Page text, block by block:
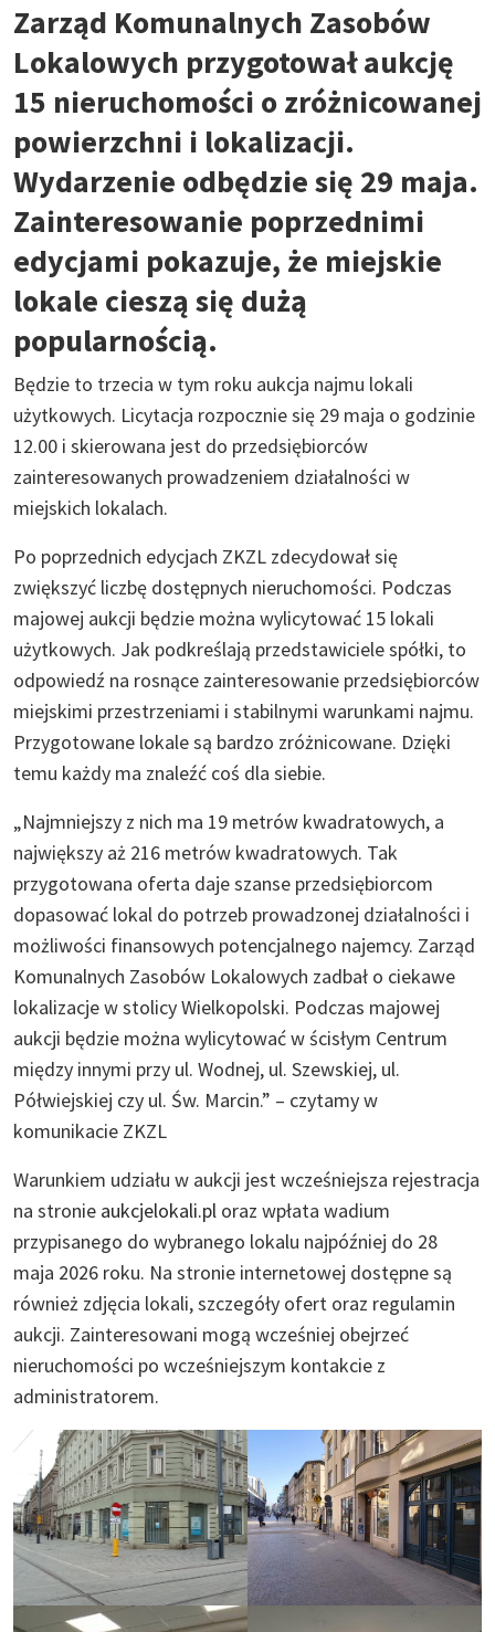
Zarząd Komunalnych Zasobów
Lokalowych przygotował aukcję
15 nieruchomości o zróżnicowanej
powierzchni i lokalizacji.
Wydarzenie odbędzie się 29 maja.
Zainteresowanie poprzednimi
edycjami pokazuje, że miejskie
lokale cieszą się dużą
popularnością.
Będzie to trzecia w tym roku aukcja najmu lokali
użytkowych. Licytacja rozpocznie się 29 maja o godzinie
12.00 i skierowana jest do przedsiębiorców
zainteresowanych prowadzeniem działalności w
miejskich lokalach.
Po poprzednich edycjach ZKZL zdecydował się
zwiększyć liczbę dostępnych nieruchomości. Podczas
majowej aukcji będzie można wylicytować 15 lokali
użytkowych. Jak podkreślają przedstawiciele spółki, to
odpowiedź na rosnące zainteresowanie przedsiębiorców
miejskimi przestrzeniami i stabilnymi warunkami najmu.
Przygotowane lokale są bardzo zróżnicowane. Dzięki
temu każdy ma znaleźć coś dla siebie.
„Najmniejszy z nich ma 19 metrów kwadratowych, a
największy aż 216 metrów kwadratowych. Tak
przygotowana oferta daje szanse przedsiębiorcom
dopasować lokal do potrzeb prowadzonej działalności i
możliwości finansowych potencjalnego najemcy. Zarząd
Komunalnych Zasobów Lokalowych zadbał o ciekawe
lokalizacje w stolicy Wielkopolski. Podczas majowej
aukcji będzie można wylicytować w ścisłym Centrum
między innymi przy ul. Wodnej, ul. Szewskiej, ul.
Półwiejskiej czy ul. Św. Marcin.” – czytamy w
komunikacie ZKZL
Warunkiem udziału w aukcji jest wcześniejsza rejestracja
na stronie aukcjelokali.pl oraz wpłata wadium
przypisanego do wybranego lokalu najpóźniej do 28
maja 2026 roku. Na stronie internetowej dostępne są
również zdjęcia lokali, szczegóły ofert oraz regulamin
aukcji. Zainteresowani mogą wcześniej obejrzeć
nieruchomości po wcześniejszym kontakcie z
administratorem.